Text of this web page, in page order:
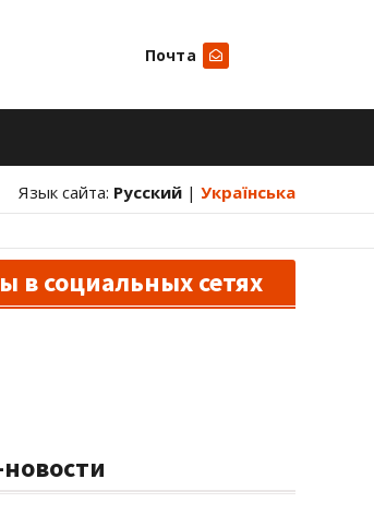
Почта
Язык сайта: Русский | Українська
в социальных сетях